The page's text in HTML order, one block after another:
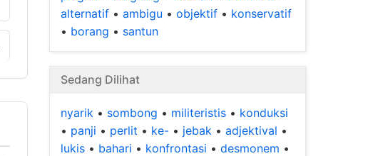
alternatif • ambigu • objektif • konservatif
• borang • santun
Sedang Dilihat
nyarik • sombong • militeristis • konduksi
• panji • perlit • ke- • jebak • adjektival •
lukis • bahari • konfrontasi • desmonem •